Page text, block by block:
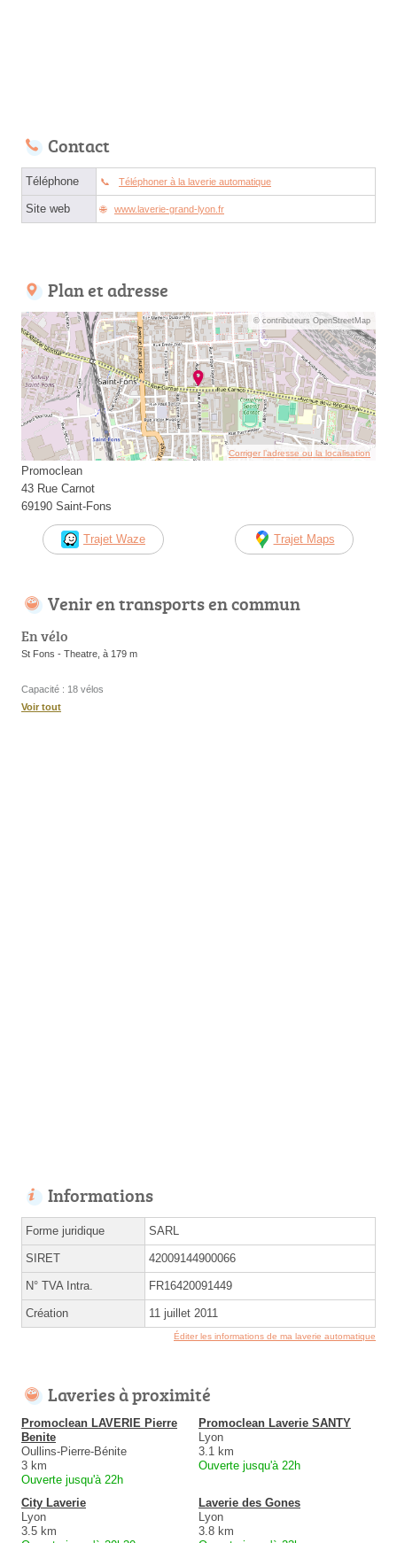
Contact
Téléphone Téléphoner à la laverie automatique
Site web www.laverie-grand-lyon.fr
Plan et adresse
© contributeurs OpenStreetMap
Corriger l’adresse ou la localisation
Promoclean
43 Rue Carnot
69190 Saint-Fons
Trajet Waze Trajet Maps
Venir en transports en commun
En vélo
St Fons - Theatre, à 179 m
Capacité : 18 vélos
Voir tout
Informations
Forme juridique SARL
SIRET 42009144900066
N° TVA Intra. FR16420091449
Création 11 juillet 2011
Éditer les informations de ma laverie automatique
Laveries à proximité
Promoclean LAVERIE Pierre
Benite
Oullins-Pierre-Bénite
3 km
Ouverte jusqu'à 22h
Promoclean Laverie SANTY
Lyon
3.1 km
Ouverte jusqu'à 22h
City Laverie
Lyon
3.5 km
Laverie des Gones
Lyon
3.8 km